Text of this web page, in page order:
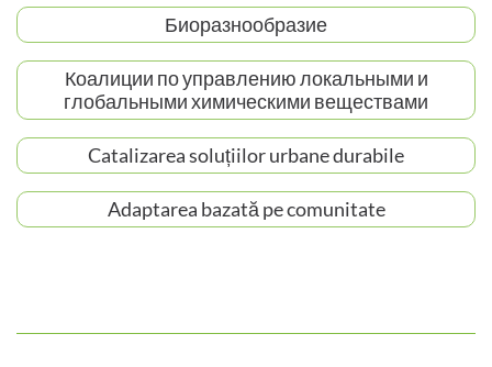
Биоразнообразие
Коалиции по управлению локальными и
глобальными химическими веществами
Catalizarea soluțiilor urbane durabile
Adaptarea bazată pe comunitate